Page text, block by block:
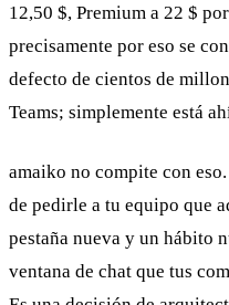
12,50 $, Premium a 22 $
precisamente por eso se
defecto de cientos de
Teams; simplemente está
amaiko no compite con
de pedirle a tu equipo que
pestaña nueva y un hábito
ventana de chat que tus